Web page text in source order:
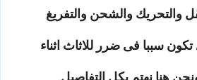
والتحريك والشحن والتفريغ
سببا فى ضرر للاثاث اثناء
هنا نهتم بكل التفاصيل